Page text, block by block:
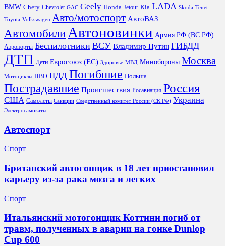
BMW Chery Chevrolet GAC Geely Honda Jetour Kia LADA Skoda Tenet
Toyota Volkswagen Авто/мотоспорт АвтоВАЗ
Автомобили Автоновинки Армия РФ (ВС РФ)
Аэропорты Беспилотники ВСУ Владимир Путин ГИБДД
ДТП Дети Евросоюз (ЕС) Здоровье МВД Минобороны Москва
Мотоциклы ПВО ПДД Погибшие Польша
Пострадавшие Происшествия Росавиация Россия
США Самолеты Санкции Следственный комитет России (СК РФ) Украина
Электросамокаты
Автоспорт
Спорт
Британский автогонщик в 18 лет приостановил
карьеру из‑за рака мозга и легких
Спорт
Итальянский мотогонщик Коттини погиб от
травм, полученных в аварии на гонке Dunlop
Cup 600